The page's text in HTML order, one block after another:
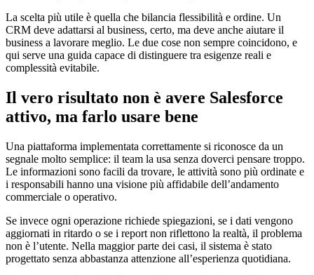
La scelta più utile è quella che bilancia flessibilità e ordine. Un
CRM deve adattarsi al business, certo, ma deve anche aiutare il
business a lavorare meglio. Le due cose non sempre coincidono, e
qui serve una guida capace di distinguere tra esigenze reali e
complessità evitabile.
Il vero risultato non è avere Salesforce
attivo, ma farlo usare bene
Una piattaforma implementata correttamente si riconosce da un
segnale molto semplice: il team la usa senza doverci pensare troppo.
Le informazioni sono facili da trovare, le attività sono più ordinate e
i responsabili hanno una visione più affidabile dell’andamento
commerciale o operativo.
Se invece ogni operazione richiede spiegazioni, se i dati vengono
aggiornati in ritardo o se i report non riflettono la realtà, il problema
non è l’utente. Nella maggior parte dei casi, il sistema è stato
progettato senza abbastanza attenzione all’esperienza quotidiana.